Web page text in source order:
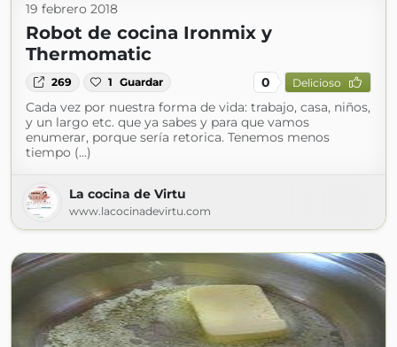
19 febrero 2018
Robot de cocina Ironmix y
Thermomatic
269 1 Guardar 0 Delicioso
Cada vez por nuestra forma de vida: trabajo, casa, niños,
y un largo etc. que ya sabes y para que vamos
enumerar, porque sería retorica. Tenemos menos
tiempo (...)
La cocina de Virtu
www.lacocinadevirtu.com